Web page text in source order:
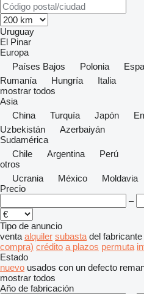
Uruguay
El Pinar
Europa
Países Bajos
Polonia
Rumanía
Hungría
Italia
mostrar todos
Asia
China
Turquía Japón
Uzbekistán
Azerbaiyán
Sudamérica
Chile
Argentina
Perú
otros
Ucrania
México
Moldavia
Precio
–
Tipo de anuncio
venta alquiler subasta del fabricante
compra) crédito a plazos permuta
Estado
nuevo usados con un defecto
mostrar todos
Año de fabricación